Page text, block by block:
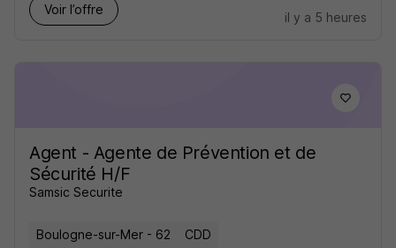
Voir l’offre
il y a 5 heures
Agent - Agente de Prévention et de
Sécurité H/F
Samsic Securite
Boulogne-sur-Mer - 62
CDD